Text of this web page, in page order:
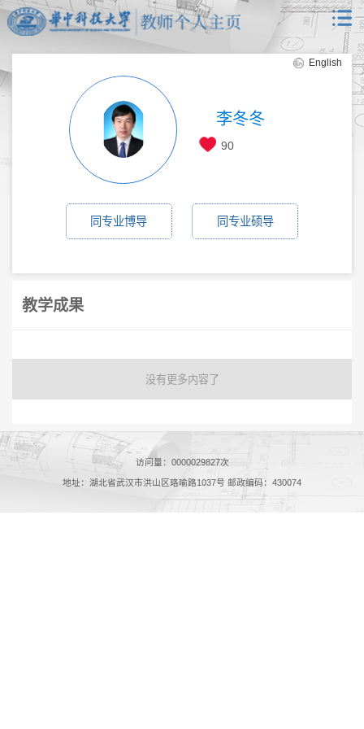
English
李冬冬
90
同专业博导 同专业硕导
教学成果
没有更多内容了
访问量： 0000029827次
地址：湖北省武汉市洪山区珞喻路1037号 邮政编码：430074